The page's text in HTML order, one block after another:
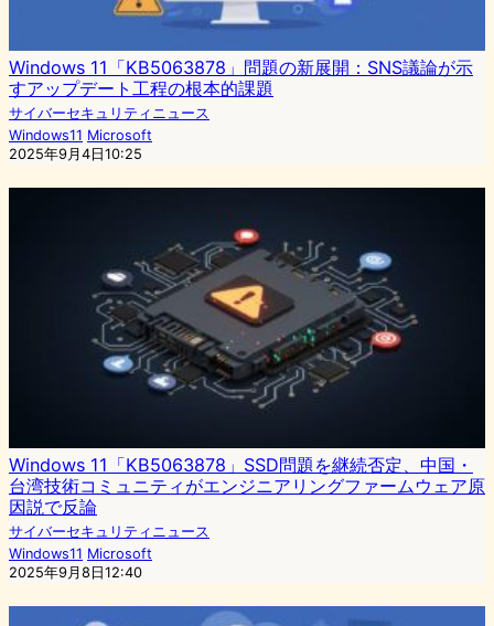
Windows 11「KB5063878」問題の新展開：SNS議論が示
すアップデート工程の根本的課題
サイバーセキュリティニュース
Windows11 Microsoft
2025年9月4日10:25
Windows 11「KB5063878」SSD問題を継続否定、中国・
台湾技術コミュニティがエンジニアリングファームウェア原
因説で反論
サイバーセキュリティニュース
Windows11 Microsoft
2025年9月8日12:40